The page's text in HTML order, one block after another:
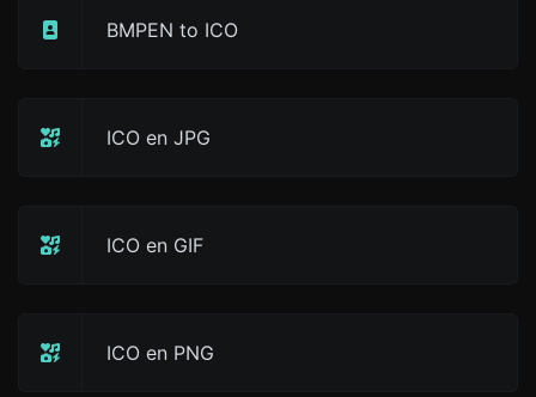
BMPEN to ICO
ICO en JPG
ICO en GIF
ICO en PNG